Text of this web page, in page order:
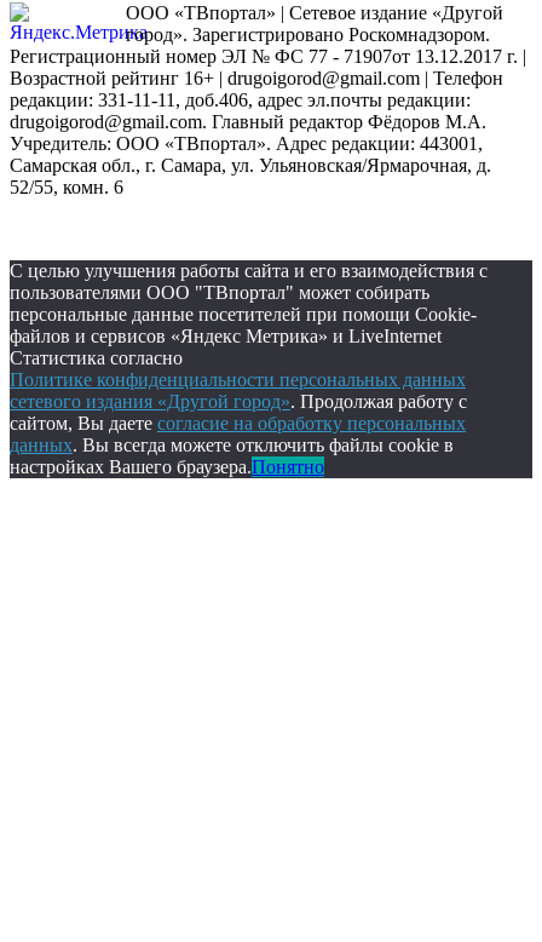
ООО «ТВпортал» | Сетевое издание «Другой
город». Зарегистрировано Роскомнадзором.
Регистрационный номер ЭЛ № ФС 77 - 71907от 13.12.2017 г. |
Возрастной рейтинг 16+ | drugoigorod@gmail.com | Телефон
редакции: 331-11-11, доб.406, адрес эл.почты редакции:
drugoigorod@gmail.com. Главный редактор Фёдоров М.А.
Учредитель: ООО «ТВпортал». Адрес редакции: 443001,
Самарская обл., г. Самара, ул. Ульяновская/Ярмарочная, д.
52/55, комн. 6
С целью улучшения работы сайта и его взаимодействия с
пользователями ООО "ТВпортал" может собирать
персональные данные посетителей при помощи Cookie-
файлов и сервисов «Яндекс Метрика» и LiveInternet
Статистика согласно
Политике конфиденциальности персональных данных
сетевого издания «Другой город». Продолжая работу с
сайтом, Вы даете согласие на обработку персональных
данных. Вы всегда можете отключить файлы cookie в
настройках Вашего браузера.Понятно